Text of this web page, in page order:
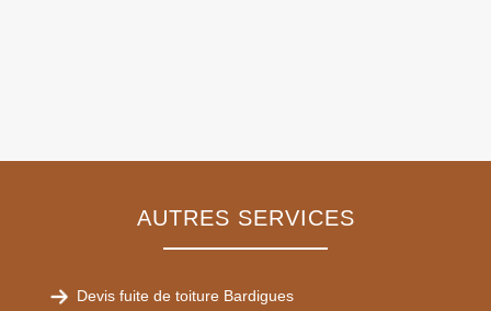
AUTRES SERVICES
Devis fuite de toiture Bardigues